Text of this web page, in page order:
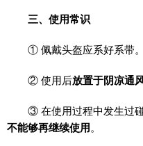
三、使用常识
① 佩戴头盔应系好系带。
② 使用后放置于阴凉通
③ 在使用过程中发生过
不能够再继续使用 。